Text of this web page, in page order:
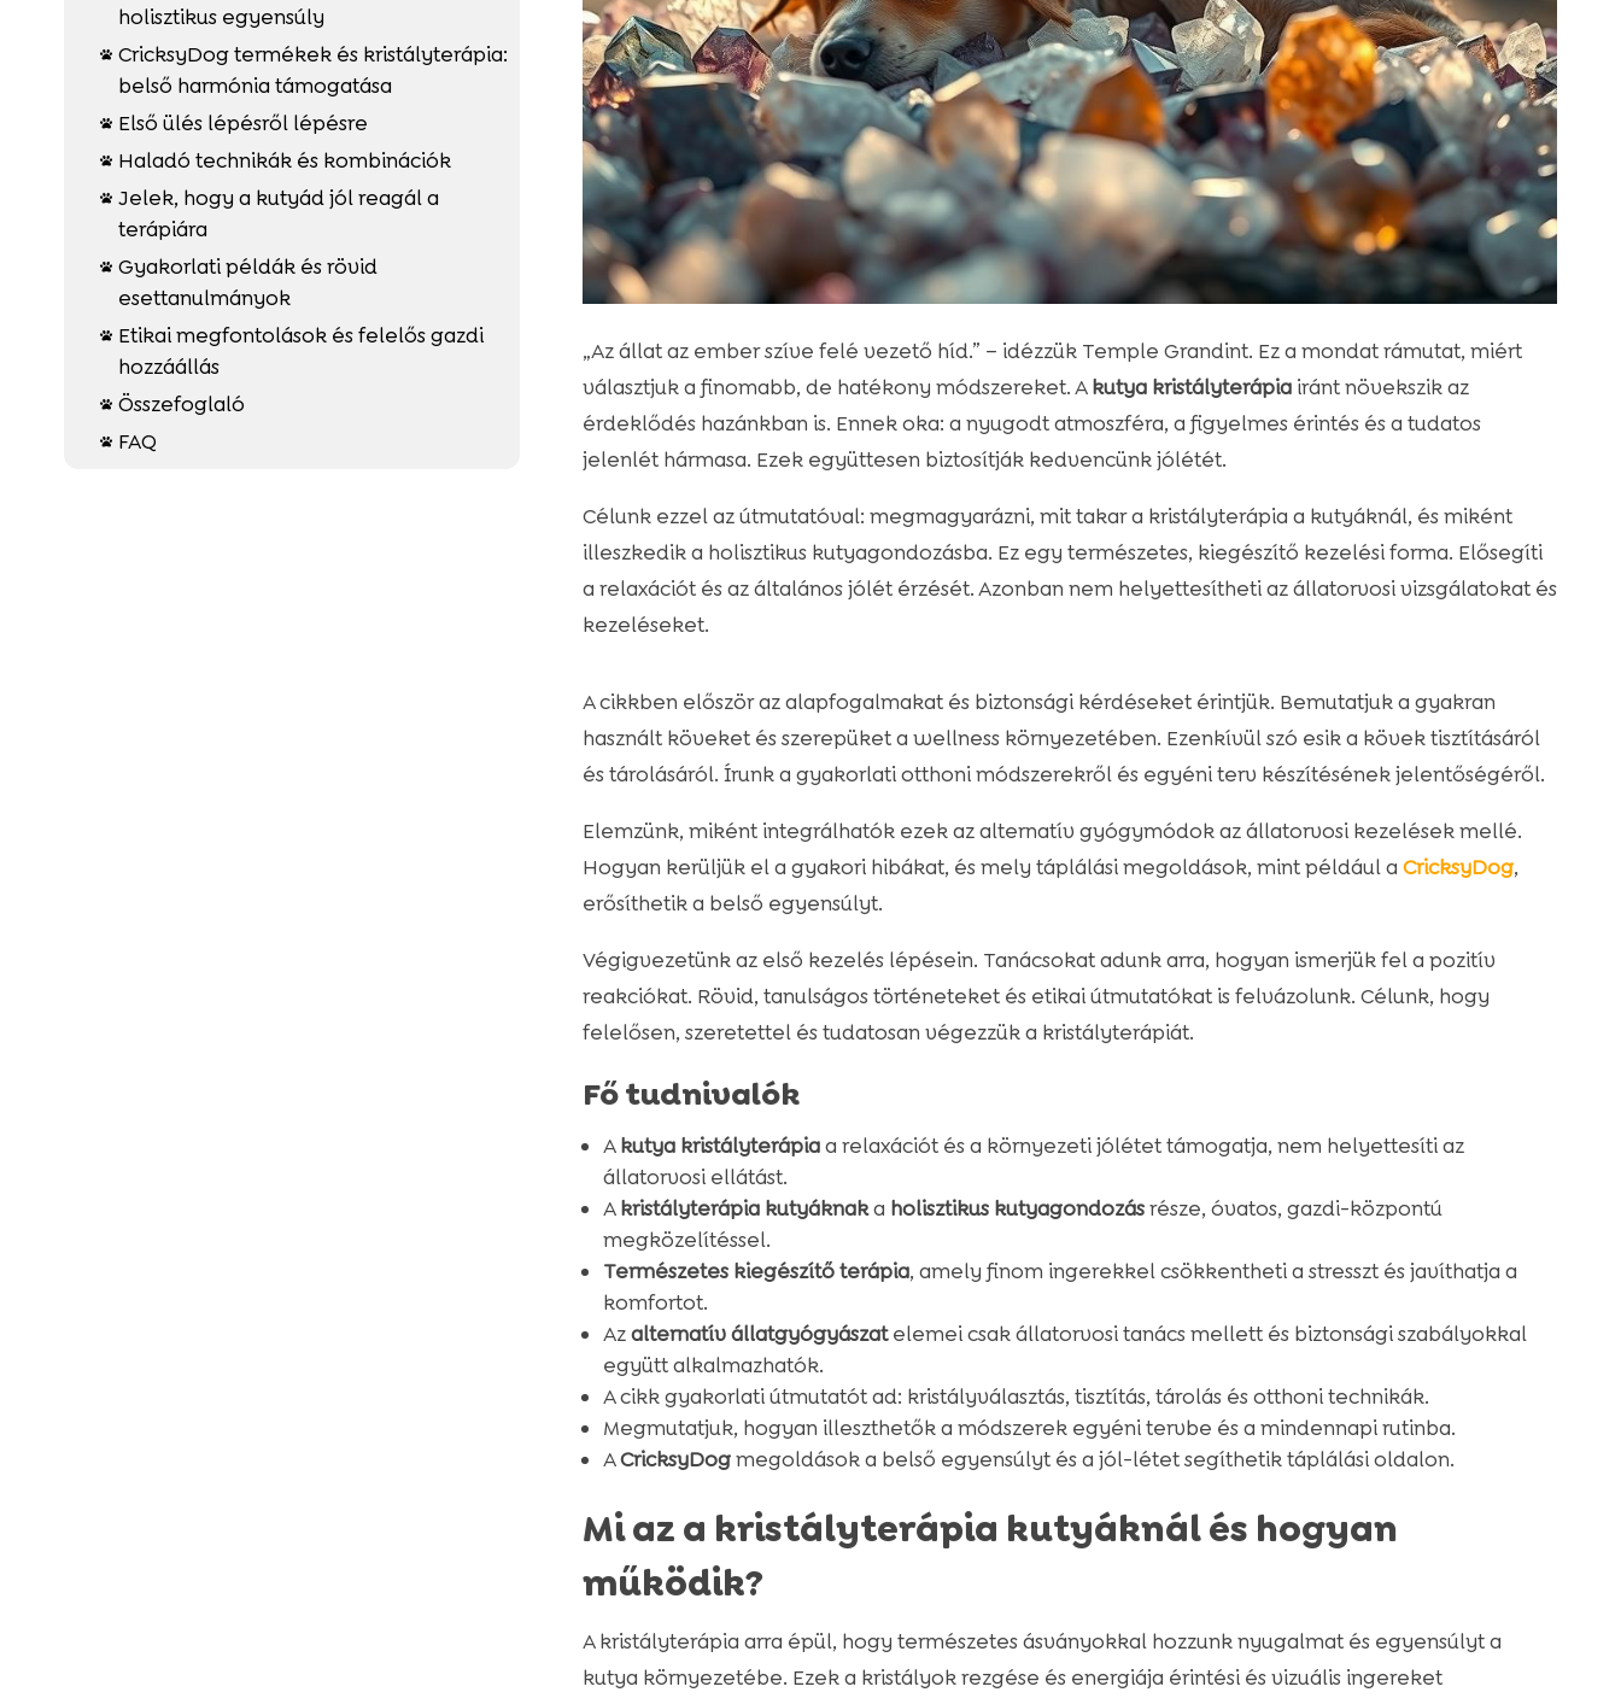
holisztikus egyensúly
 CricksyDog termékek és kristályterápia:
belső harmónia támogatása
 Első ülés lépésről lépésre
 Haladó technikák és kombinációk
 Jelek, hogy a kutyád jól reagál a
terápiára
 Gyakorlati példák és rövid
esettanulmányok

Etikai megfontolások és felelős gazdi
hozzáállás
 Összefoglaló
 FAQ
„Az állat az ember szíve felé vezető híd.” – idézzük Temple Grandint. Ez a mondat rámutat, miért
választjuk a finomabb, de hatékony módszereket. Akutya kristályterápiairánt növekszik az
érdeklődés hazánkban is. Ennek oka: a nyugodt atmoszféra, a figyelmes érintés és a tudatos
jelenlét hármasa. Ezek együttesen biztosítják kedvencünk jólétét.
Célunk ezzel az útmutatóval: megmagyarázni, mit takar a kristályterápia a kutyáknál, és miként
illeszkedik a holisztikus kutyagondozásba. Ez egy természetes, kiegészítő kezelési forma. Elősegíti
a relaxációt és az általános jólét érzését. Azonban nem helyettesítheti az állatorvosi vizsgálatokat és
kezeléseket.
A cikkben először az alapfogalmakat és biztonsági kérdéseket érintjük. Bemutatjuk a gyakran
használt köveket és szerepüket a wellness környezetében. Ezenkívül szó esik a kövek tisztításáról
és tárolásáról. Írunk a gyakorlati otthoni módszerekről és egyéni terv készítésének jelentőségéről.
Elemzünk, miként integrálhatók ezek az alternatív gyógymódok az állatorvosi kezelések mellé.
Hogyan kerüljük el a gyakori hibákat, és mely táplálási megoldások, mint például a CricksyDog,
erősíthetik a belső egyensúlyt.
Végigvezetünk az első kezelés lépésein. Tanácsokat adunk arra, hogyan ismerjük fel a pozitív
reakciókat. Rövid, tanulságos történeteket és etikai útmutatókat is felvázolunk. Célunk, hogy
felelősen, szeretettel és tudatosan végezzük a kristályterápiát.
Fő tudnivalók
Akutya kristályterápiaa relaxációt és a környezeti jólétet támogatja, nem helyettesíti az
állatorvosi ellátást.
Akristályterápia kutyáknaka holisztikus kutyagondozásrésze, óvatos, gazdi-központú
megközelítéssel.
Természetes kiegészítő terápia, amely finom ingerekkel csökkentheti a stresszt és javíthatja a
komfortot.
Azalternatív állatgyógyászatelemei csak állatorvosi tanács mellett és biztonsági szabályokkal
együtt alkalmazhatók.
A cikk gyakorlati útmutatót ad: kristályválasztás, tisztítás, tárolás és otthoni technikák.
Megmutatjuk, hogyan illeszthetők a módszerek egyéni tervbe és a mindennapi rutinba.
ACricksyDogmegoldások a belső egyensúlyt és a jól-létet segíthetik táplálási oldalon.
Mi az a kristályterápia kutyáknál és hogyan
működik?
A kristályterápia arra épül, hogy természetes ásványokkal hozzunk nyugalmat és egyensúlyt a
kutya környezetébe. Ezek a kristályok rezgése és energiája érintési és vizuális ingereket